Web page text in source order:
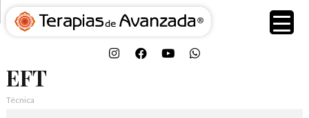
EFT
Técnica